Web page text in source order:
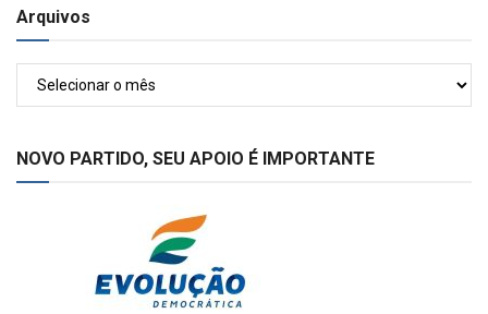
Arquivos
NOVO PARTIDO, SEU APOIO É IMPORTANTE